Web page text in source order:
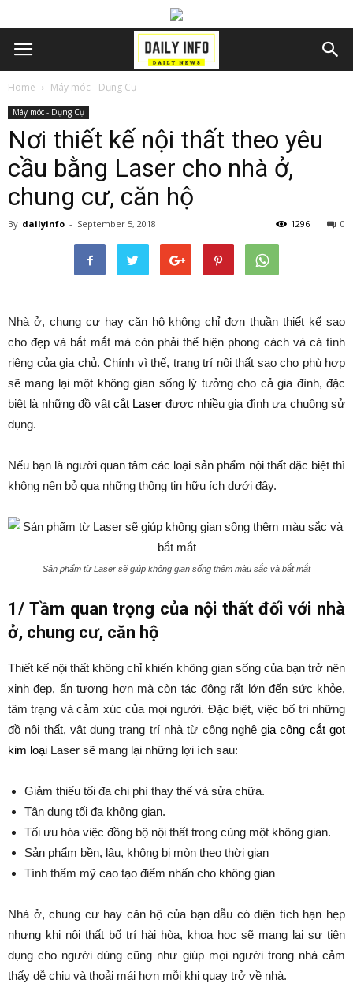
Home Máy móc - Dụng Cụ
Máy móc - Dụng Cụ
Nơi thiết kế nội thất theo yêu
cầu bằng Laser cho nhà ở,
chung cư, căn hộ
By dailyinfo - September 5, 2018 0
1296
Nhà ở, chung cư hay căn hộ không chỉ đơn thuần thiết kế sao
cho đẹp và bắt mắt mà còn phải thể hiện phong cách và cá tính
riêng của gia chủ. Chính vì thế, trang trí nội thất sao cho phù hợp
sẽ mang lại một không gian sống lý tưởng cho cả gia đình, đặc
biệt là những đồ vật cắt Laser được nhiều gia đình ưa chuộng sử
dụng.
Nếu bạn là người quan tâm các loại sản phẩm nội thất đặc biệt thì
không nên bỏ qua những thông tin hữu ích dưới đây.
Sản phẩm từ Laser sẽ giúp không gian sống thêm màu sắc và bắt mắt
1/ Tầm quan trọng của nội thất đối với nhà
ở, chung cư, căn hộ
Thiết kế nội thất không chỉ khiến không gian sống của bạn trở nên
xinh đẹp, ấn tượng hơn mà còn tác động rất lớn đến sức khỏe,
tâm trạng và cảm xúc của mọi người. Đặc biệt, việc bố trí những
đồ nội thất, vật dụng trang trí nhà từ công nghệgia công cắt gọt
kim loại Laser sẽ mang lại những lợi ích sau:
Giảm thiểu tối đa chi phí thay thế và sửa chữa.
Tận dụng tối đa không gian.
Tối ưu hóa việc đồng bộ nội thất trong cùng một không gian.
Sản phẩm bền, lâu, không bị mòn theo thời gian
Tính thẩm mỹ cao tạo điểm nhấn cho không gian
Nhà ở, chung cư hay căn hộ của bạn dẫu có diện tích hạn hẹp
nhưng khi nội thất bố trí hài hòa, khoa học sẽ mang lại sự tiện
dụng cho người dùng cũng như giúp mọi người trong nhà cảm
thấy dễ chịu và thoải mái hơn mỗi khi quay trở về nhà.